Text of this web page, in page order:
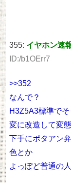
355: イヤホン速
ID:/b1OErr7
>>352
なんで？
H3Z5A3標準で
変に改造して変
下手にポタアン
色とか
よっぽど普通の